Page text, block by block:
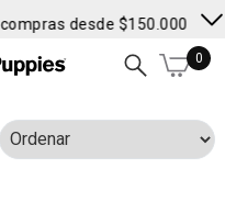
desde $150.000 •
0